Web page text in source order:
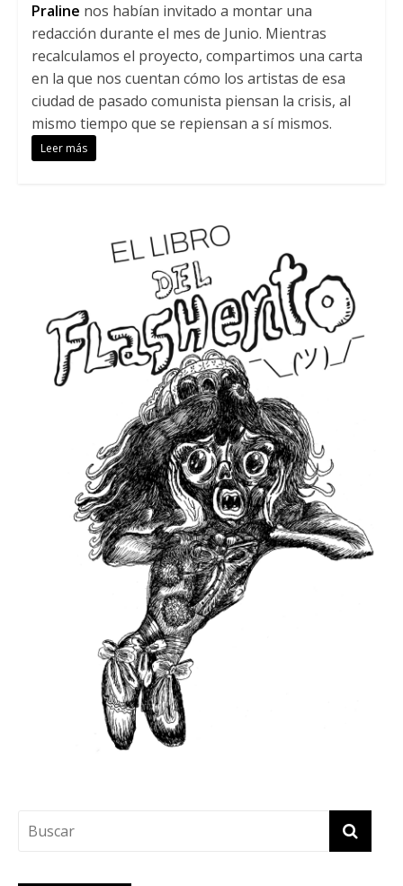
Praline nos habían invitado a montar una
redacción durante el mes de Junio. Mientras
recalculamos el proyecto, compartimos una carta
en la que nos cuentan cómo los artistas de esa
ciudad de pasado comunista piensan la crisis, al
mismo tiempo que se repiensan a sí mismos.
Leer más